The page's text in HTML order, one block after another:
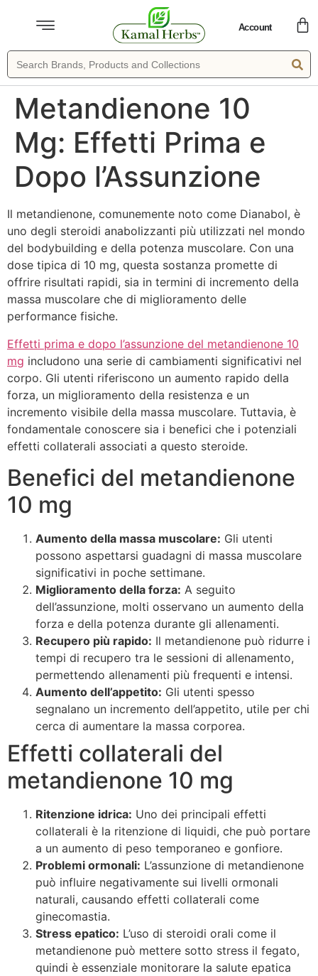
Account
Metandienone 10
Mg: Effetti Prima e
Dopo l’Assunzione
Il metandienone, comunemente noto come Dianabol, è
uno degli steroidi anabolizzanti più utilizzati nel mondo
del bodybuilding e della potenza muscolare. Con una
dose tipica di 10 mg, questa sostanza promette di
offrire risultati rapidi, sia in termini di incremento della
massa muscolare che di miglioramento delle
performance fisiche.
Effetti prima e dopo l’assunzione del metandienone 10
mg includono una serie di cambiamenti significativi nel
corpo. Gli utenti riferiscono un aumento rapido della
forza, un miglioramento della resistenza e un
incremento visibile della massa muscolare. Tuttavia, è
fondamentale conoscere sia i benefici che i potenziali
effetti collaterali associati a questo steroide.
Benefici del metandienone
10 mg
Aumento della massa muscolare: Gli utenti
possono aspettarsi guadagni di massa muscolare
significativi in poche settimane.
Miglioramento della forza: A seguito
dell’assunzione, molti osservano un aumento della
forza e della potenza durante gli allenamenti.
Recupero più rapido: Il metandienone può ridurre i
tempi di recupero tra le sessioni di allenamento,
permettendo allenamenti più frequenti e intensi.
Aumento dell’appetito: Gli utenti spesso
segnalano un incremento dell’appetito, utile per chi
cerca di aumentare la massa corporea.
Effetti collaterali del
metandienone 10 mg
Ritenzione idrica: Uno dei principali effetti
collaterali è la ritenzione di liquidi, che può portare
a un aumento di peso temporaneo e gonfiore.
Problemi ormonali: L’assunzione di metandienone
può influire negativamente sui livelli ormonali
naturali, causando effetti collaterali come
ginecomastia.
Stress epatico: L’uso di steroidi orali come il
metandienone può mettere sotto stress il fegato,
quindi è essenziale monitorare la salute epatica